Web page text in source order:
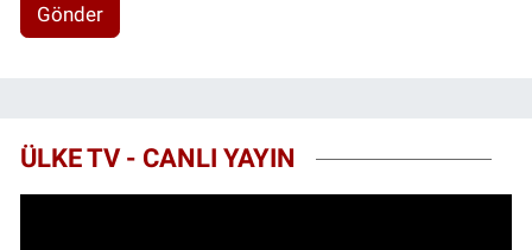
Gönder
ÜLKE TV - CANLI YAYIN